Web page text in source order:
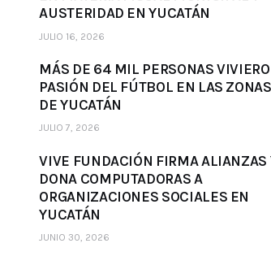
AUSTERIDAD EN YUCATÁN
JULIO 16, 2026
MÁS DE 64 MIL PERSONAS
PASIÓN DEL FÚTBOL EN LAS
DE YUCATÁN
JULIO 7, 2026
VIVE FUNDACIÓN FIRMA ALIANZAS
DONA COMPUTADORAS A
ORGANIZACIONES SOCIALES EN
YUCATÁN
JUNIO 30, 2026